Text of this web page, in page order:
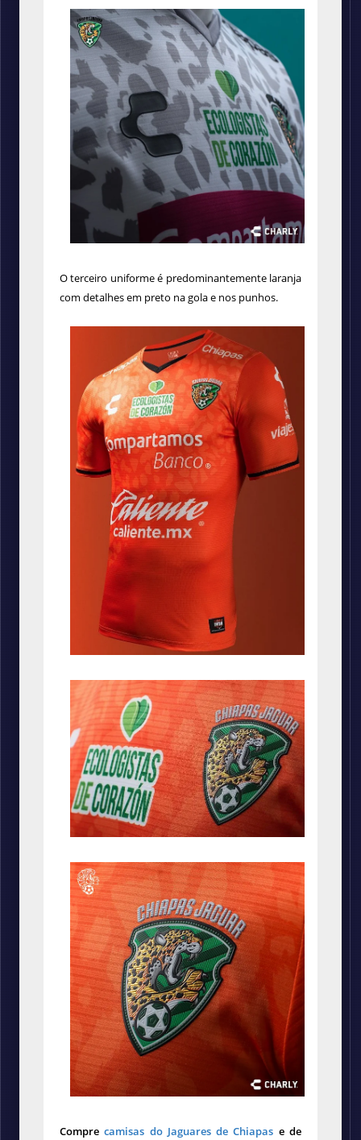
O terceiro uniforme é predominantemente laranja
com detalhes em preto na gola e nos punhos.
Comprecamisas do Jaguares de Chiapas e de